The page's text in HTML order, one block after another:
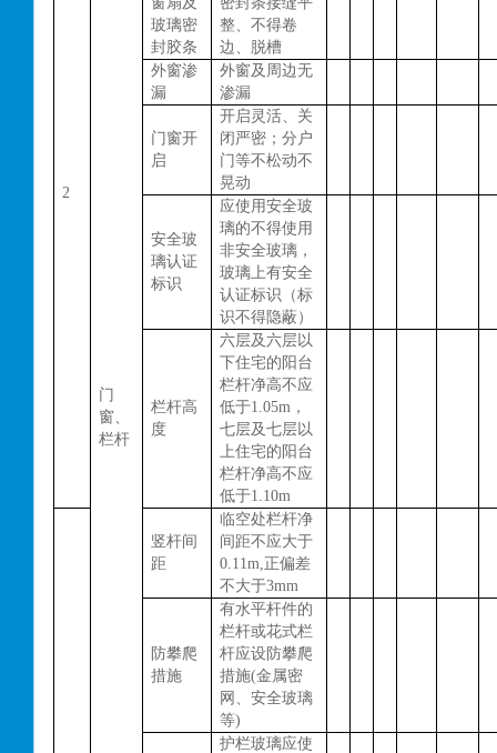
2
门
窗、
栏杆
玻璃密
封胶条
整、不得卷
边、脱槽
外窗渗
漏
外窗及周边无
渗漏
门窗开
启
开启灵活、关
闭严密；分户
门等不松动不
晃动
安全玻
璃认证
标识
应使用安全玻
璃的不得使用
非安全玻璃，
玻璃上有安全
认证标识（标
识不得隐蔽）
栏杆高
度
六层及六层以
下住宅的阳台
栏杆净高不应
低于1.05m，
七层及七层以
上住宅的阳台
栏杆净高不应
低于1.10m
竖杆间
距
临空处栏杆净
间距不应大于
0.11m,正偏差
不大于3mm
防攀爬
措施
有水平杆件的
栏杆或花式栏
杆应设防攀爬
措施(金属密
网、安全玻璃
等)
护栏玻璃应使